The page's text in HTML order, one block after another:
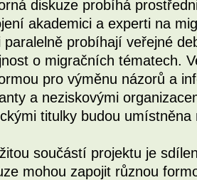
diskuze probíhá
akademici a experti na
paralelně probíhají veřejné
o migračních tématech.
pro výměnu názorů a
a neziskovými
titulky budou
součástí projektu je
mohou zapojit různou